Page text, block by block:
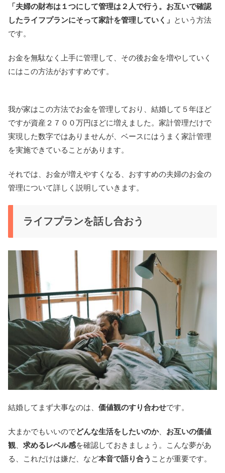
「夫婦の財布は１つにして管理は２人で行う。お互いで確認
したライフプランにそって家計を管理していく」 という方法
です。
お金を無駄なく上手に管理して、その後お金を増やしていく
にはこの方法がおすすめです。
我が家はこの方法でお金を管理しており、結婚して５年ほど
ですが資産２７００万円ほどに増えました。家計管理だけで
実現した数字ではありませんが、ベースにはうまく家計管理
を実施できていることがあります。
それでは、お金が増えやすくなる、おすすめの夫婦のお金の
管理について詳しく説明していきます。
ライフプランを話し合おう
結婚してまず大事なのは、 価値観のすり合わせです。
大まかでもいいのでどんな生活をしたいのか、 お互いの価値
観、 求めるレベル感を確認しておきましょう。こんな夢があ
る、これだけは嫌だ、など本音で語り合う ことが重要です。